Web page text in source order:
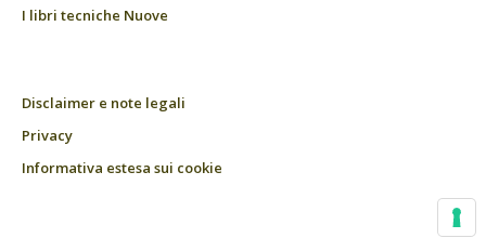
I libri tecniche Nuove
Disclaimer e note legali
Privacy
Informativa estesa sui cookie